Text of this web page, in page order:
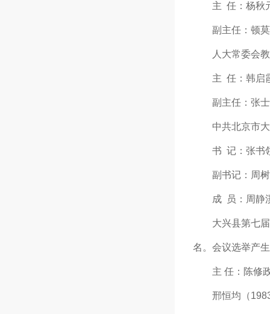
主 任：杨秋元
副主任：顿莫
人大常委会教
主 任：韩启霞
副主任：张士
中共北京市大
书 记：张书
副书记：周树
成 员：周静溪
大兴县第七届
名。会议选举产
主 任：陈修政
邢恒均（1983